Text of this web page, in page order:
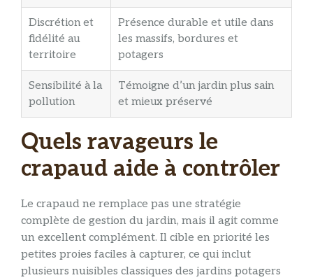
Discrétion et
fidélité au
territoire
Présence durable et utile dans
les massifs, bordures et
potagers
Sensibilité à la
pollution
Témoigne d’un jardin plus sain
et mieux préservé
Quels ravageurs le
crapaud aide à contrôler
Le crapaud ne remplace pas une stratégie
complète de gestion du jardin, mais il agit comme
un excellent complément. Il cible en priorité les
petites proies faciles à capturer, ce qui inclut
plusieurs nuisibles classiques des jardins potagers